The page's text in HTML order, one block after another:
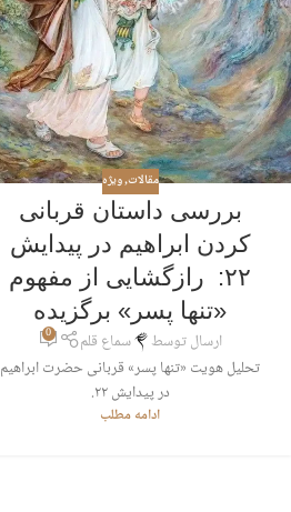
مقالات,ویژه
بررسی داستان قربانی
کردن ابراهیم در پیدایش
۲۲: رازگشایی از مفهوم
«تنها پسر» برگزیده
ارسال توسط سماع قلم 0
تحلیل هویت «تنها پسر» قربانی حضرت ابراهیم
در پیدایش ۲۲.
ادامه مطلب